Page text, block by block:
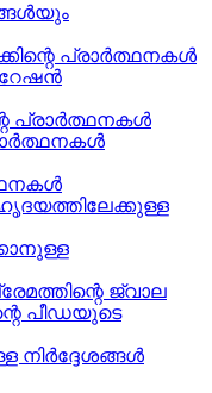
പ്രാർത്ഥനകള്‍
പ്രാർത്ഥനകള്‍
ജ്വാല
പീഡയുടെ
നിർദ്ദേശങ്ങൾ